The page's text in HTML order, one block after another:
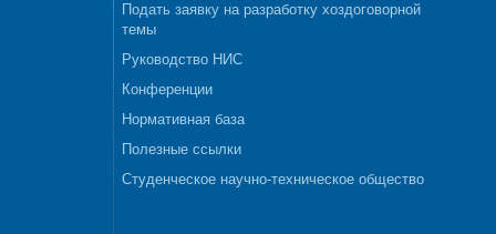
Подать заявку на разработку хоздоговорной
темы
Руководство НИС
Конференции
Нормативная база
Полезные ссылки
Студенческое научно-техническое общество